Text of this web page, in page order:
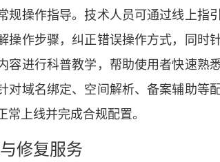
规操作指导。技术人员可通过线上指
操作步骤，纠正错误操作方式，同时
容进行科普教学，帮助使用者快速熟
对域名绑定、空间解析、备案辅助等
上线并完成合规配置。
修复服务